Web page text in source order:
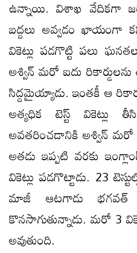
ఉన్నాయి. విశాఖ వేదికగా
బద్దలు అవ్వడం ఖాయంగా
వికెట్లు పడగొట్టి పలు
అశ్విన్ మరో ఐదు
సిద్దమైయ్యాడు. ఇంతకీ ఆ
అత్యధిక టెస్ట్
అవతరించడానికి అశ్విన్ మరో
అతడు ఇప్పటి వరకు
వికెట్లు పడగొట్టాడు. 23
మాజీ ఆటగాడు భగవత్
కొనసాగుతున్నాడు. మరో 3
అవుతుంది.